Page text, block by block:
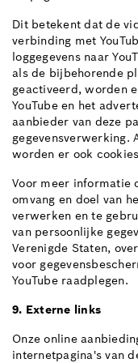
Dit betekent dat de
verbinding met
loggegevens naar
als de bijbehorende
geactiveerd, worden
YouTube en het
aanbieder van deze
gegevensverwerking.
worden er ook
Voor meer informatie
omvang en doel van
verwerken en te
van persoonlijke
Verenigde Staten,
voor
YouTube raadplegen.
9. Externe links
Onze online
internetpagina's van